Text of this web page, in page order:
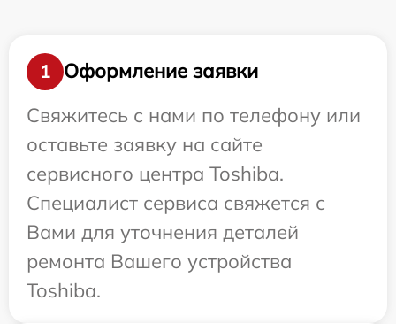
1
Оформление заявки
Свяжитесь с нами по телефону или
оставьте заявку на сайте
сервисного центра Toshiba.
Специалист сервиса свяжется с
Вами для уточнения деталей
ремонта Вашего устройства
Toshiba.